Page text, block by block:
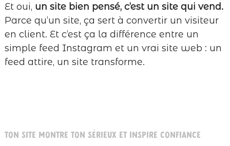
Et oui, un site bien pensé, c’est un site qui vend.
Parce qu’un site, ça sert à convertir un visiteur
en client. Et c’est ça la différence entre un
simple feed Instagram et un vrai site web : un
feed attire, un site transforme.
Ton site montre ton sérieux et inspire confiance